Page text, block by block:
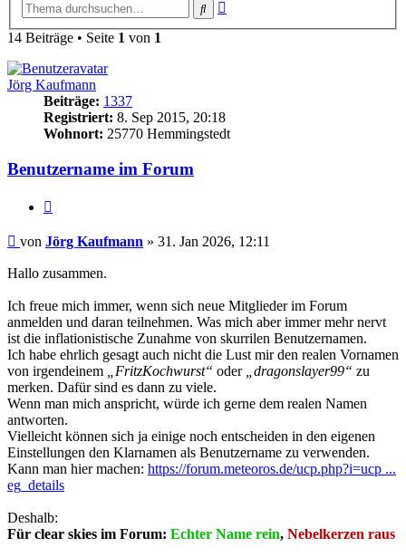
Suche
14 Beiträge • Seite 1 von 1
Jörg Kaufmann
Beiträge: 1337
Registriert: 8. Sep 2015, 20:18
Wohnort: 25770 Hemmingstedt
Benutzername im Forum
Beitrag
von Jörg Kaufmann » 31. Jan 2026, 12:11
Hallo zusammen.
Ich freue mich immer, wenn sich neue Mitglieder im Forum
anmelden und daran teilnehmen. Was mich aber immer mehr nervt
ist die inflationistische Zunahme von skurrilen Benutzernamen.
Ich habe ehrlich gesagt auch nicht die Lust mir den realen Vornamen
von irgendeinem
„FritzKochwurst“ oder „dragonslayer99“ zu
merken. Dafür sind es dann zu viele.
Wenn man mich anspricht, würde ich gerne dem realen Namen
antworten.
Vielleicht können sich ja einige noch entscheiden in den eigenen
Einstellungen den Klarnamen als Benutzername zu verwenden.
Kann man hier machen: https://forum.meteoros.de/ucp.php?i=ucp ...
eg_details
Deshalb:
Für clear skies im Forum: Echter Name rein, Nebelkerzen raus